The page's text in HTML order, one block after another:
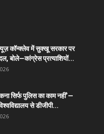
कॉन्क्लेव में सुक्खू सरकार पर
बोले—कांग्रेस प्रत्याशियों...
सिर्फ पुलिस का काम नहीं’—
से डीजीपी...